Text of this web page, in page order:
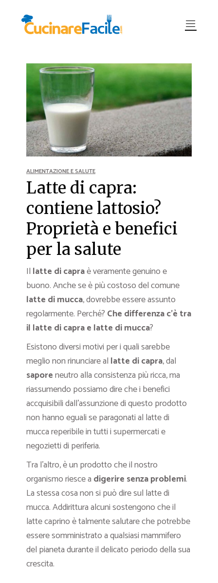
ALIMENTAZIONE E SALUTE
Latte di capra:
contiene lattosio?
Proprietà e benefici
per la salute
Il latte di capraè veramente genuino e
buono. Anche se è più costoso del comune
latte di mucca, dovrebbe essere assunto
regolarmente. Perché? Che differenza c’è tra
il latte di capra e latte di mucca?
Esistono diversi motivi per i quali sarebbe
meglio non rinunciare al latte di capra, dal
saporeneutro alla consistenza più ricca, ma
riassumendo possiamo dire che i benefici
accquisibili dall’assunzione di questo prodotto
non hanno eguali se paragonati al latte di
mucca reperibile in tutti i supermercati e
negozietti di periferia.
Tra l’altro, è un prodotto che il nostro
organismo riesce a digerire senza problemi.
La stessa cosa non si può dire sul latte di
mucca. Addirittura alcuni sostengono che il
latte caprino è talmente salutare che potrebbe
essere somministrato a qualsiasi mammifero
del pianeta durante il delicato periodo della sua
crescita.